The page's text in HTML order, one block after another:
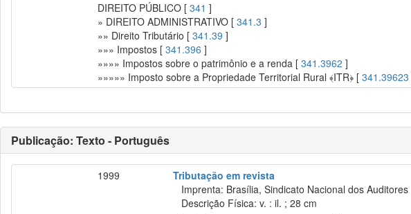
DIREITO PÚBLICO [341 ]
» DIREITO ADMINISTRATIVO [341.3 ]
»» Direito Tributário [341.39 ]
»»» Impostos [341.396 ]
»»»» Impostos sobre o patrimônio e a renda [341.3962 ]
»»»»» Imposto sobre a Propriedade Territorial Rural ﴾ITR﴿ [341.39623
Publicação: Texto - Português
1999
Tributação em revista
Imprenta: Brasília, Sindicato Nacional dos
Descrição Física: v. : il. ; 28 cm